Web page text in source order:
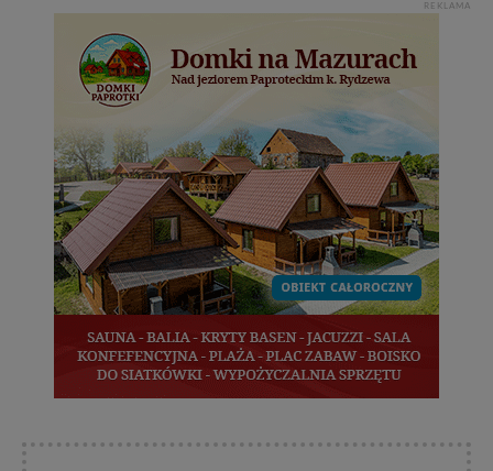
REKLAMA
Twoich danych jest elementem usługi (przekazanie
danych z formularza kontaktowego, przekazanie danych
w przypadku rezerwacji usług typu: nocleg, czartery,
itp). Więcej informacji o zasadach i funkcjonalności
serwisu wRegulaminie Serwisu
Administratorem Twoich danych jest: Agencja
Reklamowa Kreacja Monika Borkowska, z siedzibą ul.
Wiejska 17, 11-500 Giżycko. Możesz z nami
skontaktować się za pośrednictwem tej strony.
W każdej chwili możesz: zażądać dostępu do swoich
danych, zażądać ich poprawienia lub usunięcia,
zabronić ich przetwarzania. Pamiętaj jednak, że nie
zawsze jest możliwe techniczne zrealizowanie Twoich
praw w odniesieniu do informacji zawartych w plikach
cookies. Twoja przeglądarka umożliwia Ci skasowanie
tych plików - w pewnych przypadkach nie możemy tego
zrobić za Ciebie.
Dziękujemy, i życzmy miłego odkrywania Mazur na